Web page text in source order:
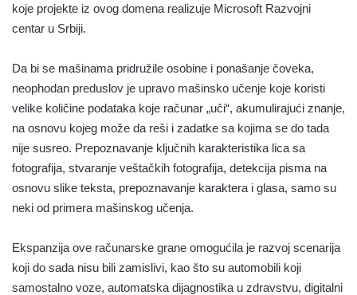
koje projekte iz ovog domena realizuje Microsoft Razvojni
centar u Srbiji.
Da bi se mašinama pridružile osobine i ponašanje čoveka,
neophodan preduslov je upravo mašinsko učenje koje koristi
velike količine podataka koje računar „uči“, akumulirajući znanje,
na osnovu kojeg može da reši i zadatke sa kojima se do tada
nije susreo. Prepoznavanje ključnih karakteristika lica sa
fotografija, stvaranje veštačkih fotografija, detekcija pisma na
osnovu slike teksta, prepoznavanje karaktera i glasa, samo su
neki od primera mašinskog učenja.
Ekspanzija ove računarske grane omogućila je razvoj scenarija
koji do sada nisu bili zamislivi, kao što su automobili koji
samostalno voze, automatska dijagnostika u zdravstvu, digitalni